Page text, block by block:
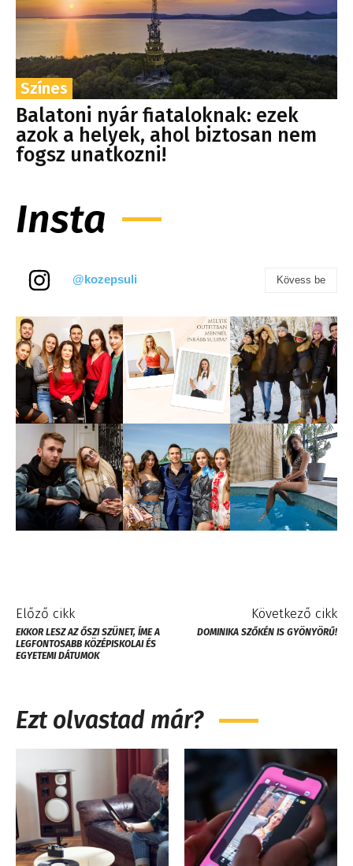
Színes
Balatoni nyár fiataloknak: ezek
azok a helyek, ahol biztosan nem
fogsz unatkozni!
Insta
@kozepsuli Kövess be
Előző cikk
EKKOR LESZ AZ ŐSZI SZÜNET, ÍME A
LEGFONTOSABB KÖZÉPISKOLAI ÉS
EGYETEMI DÁTUMOK
Következő cikk
DOMINIKA SZŐKÉN IS GYÖNYÖRŰ!
Ezt olvastad már?